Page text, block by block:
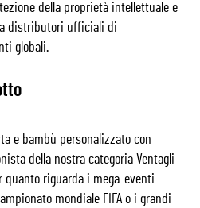
della proprietà intellettuale e
distributori ufficiali di
globali.
e bambù personalizzato con
della nostra categoria Ventagli
quanto riguarda i mega-eventi
mondiale FIFA o i grandi